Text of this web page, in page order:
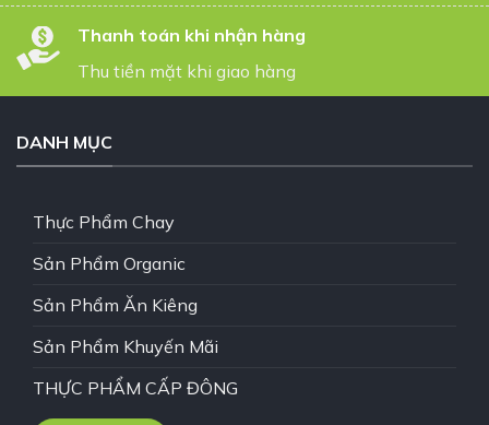
Thanh toán khi nhận hàng
Thu tiền mặt khi giao hàng
DANH MỤC
Thực Phẩm Chay
Sản Phẩm Organic
Sản Phẩm Ăn Kiêng
Sản Phẩm Khuyến Mãi
THỰC PHẨM CẤP ĐÔNG